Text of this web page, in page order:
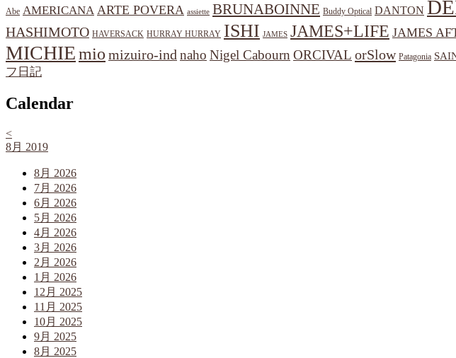
Abe AMERICANA ARTE POVERA assiette BRUNABOINNE Buddy Optical DANTON
HASHIMOTO HAVERSACK HURRAY HURRAY ISHI JAMES JAMES+LIFE JAMES
MICHIEmio mizuiro-ind naho Nigel Cabourn ORCIVAL orSlow Patagonia
フ日記
Calendar
<
8月 2019
8月 2026
7月 2026
6月 2026
5月 2026
4月 2026
3月 2026
2月 2026
1月 2026
12月 2025
11月 2025
10月 2025
9月 2025
8月 2025